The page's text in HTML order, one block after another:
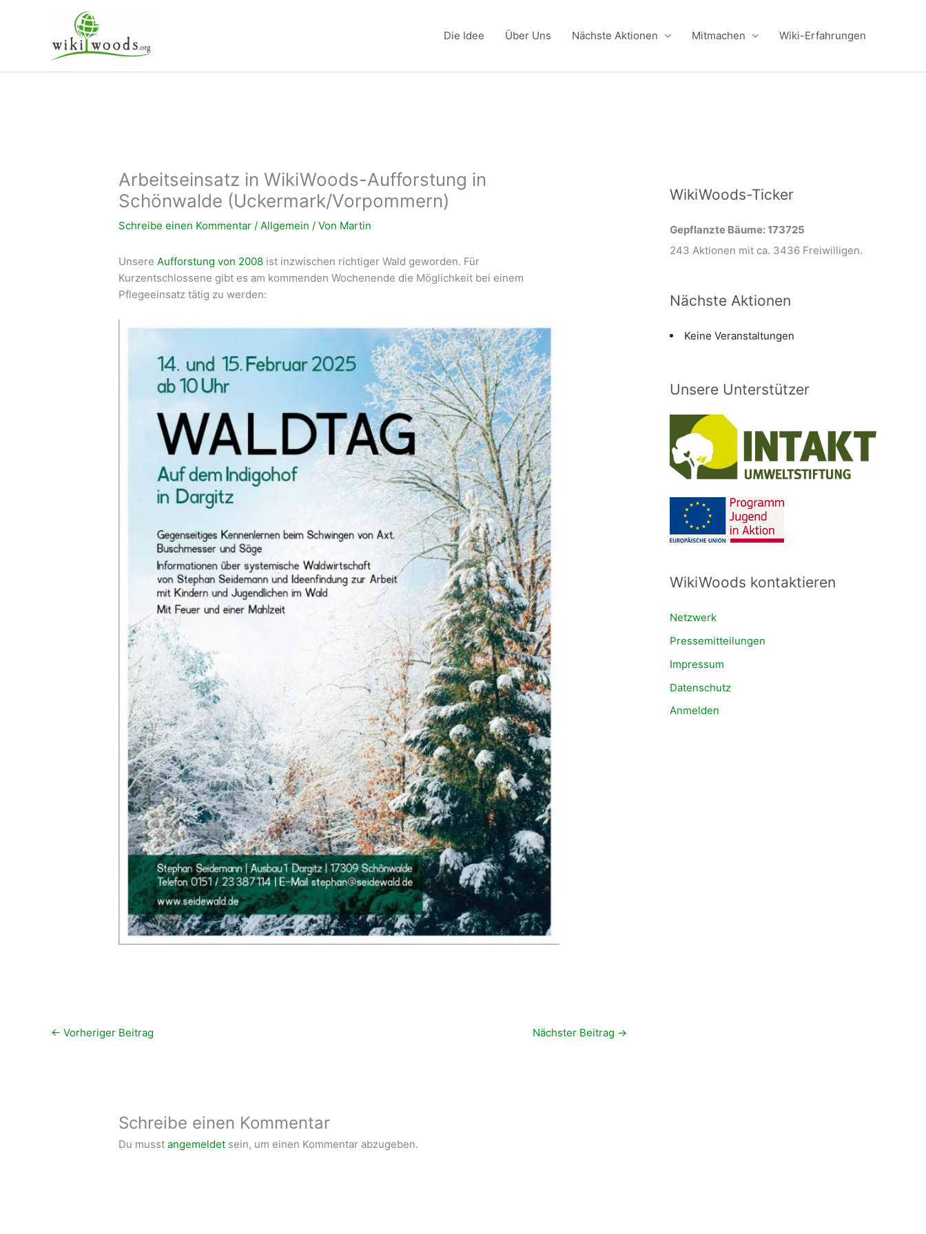
Die Idee Über Uns Nächste Aktionen Mitmachen Wiki-Erfahrungen
Arbeitseinsatz in WikiWoods-Aufforstung in
Schönwalde (Uckermark/Vorpommern)
Schreibe einen Kommentar /Allgemein / Von Martin
UnsereAufforstung von 2008 ist inzwischen richtiger Wald geworden. Für
Kurzentschlossene gibt es am kommenden Wochenende die Möglichkeit bei einem
Pflegeeinsatz tätig zu werden:
← Vorheriger Beitrag Nächster Beitrag →
Schreibe einen Kommentar
Du musstangemeldet sein, um einen Kommentar abzugeben.
WikiWoods-Ticker
Gepflanzte Bäume: 173725
243 Aktionen mit ca. 3436 Freiwilligen.
Nächste Aktionen
Keine Veranstaltungen
Unsere Unterstützer
WikiWoods kontaktieren
Netzwerk
Pressemitteilungen
Impressum
Datenschutz
Anmelden